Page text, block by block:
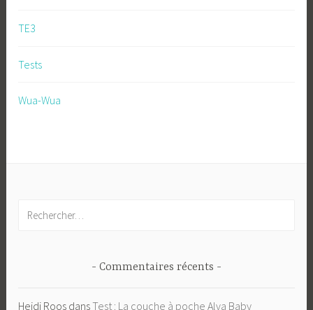
TE3
Tests
Wua-Wua
Commentaires récents
Heidi Roos dansTest : La couche à poche Alva Baby